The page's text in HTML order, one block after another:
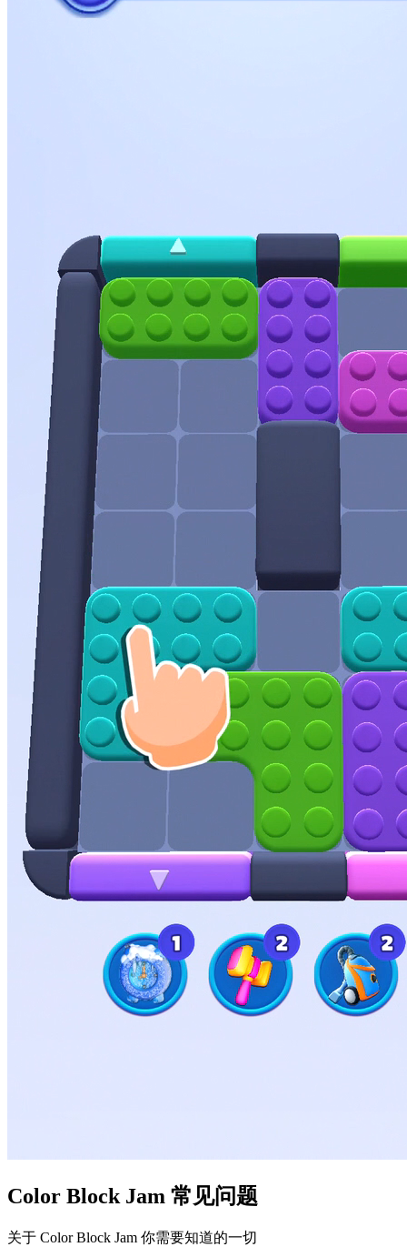
Color Block Jam 常见问题
关于 Color Block Jam 你需要知道的一切